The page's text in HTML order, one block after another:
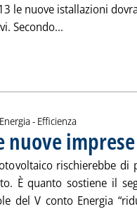
le nuove istallazioni
Secondo...
- Efficienza
nuove imprese
rischierebbe di
È quanto sostiene il
del V conto Energia